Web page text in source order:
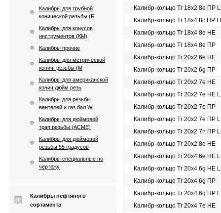
Калибры для трубной
конической резьбы (R
Калибры для конусов
инструментов (КМ)
Калибры прочие
Калибры для метрической
конич. резьбы (М
Калибры для американской
конич дюйм резь
Калибры для резьбы
вентелей и газ бал W
Калибры для дюймовой
трап.резьбы (АСМЕ)
Калибры для дюймовой
резьбы 55 градусов
Калибры специальные по
чертежу
Калибры нефтяного
сортамента
Калибр-кольцо Tr 18х2 8e ПР
Калибр-кольцо Tr 18х4 8c ПР
Калибр-кольцо Tr 18х4 8e НЕ
Калибр-кольцо Tr 18х4 8e ПР
Калибр-кольцо Tr 20х2 6e НЕ
Калибр-кольцо Tr 20х2 6g ПР
Калибр-кольцо Tr 20х2 7e НЕ
Калибр-кольцо Tr 20х2 7e НЕ
Калибр-кольцо Tr 20х2 7e ПР
Калибр-кольцо Tr 20х2 7e ПР
Калибр-кольцо Tr 20х2 7h ПР
Калибр-кольцо Tr 20х2 8e НЕ
Калибр-кольцо Tr 20х4 6e НЕ
Калибр-кольцо Tr 20х4 6g НЕ
Калибр-кольцо Tr 20х4 6g ПР
Калибр-кольцо Tr 20х4 6g ПР
Калибр-кольцо Tr 20х4 7e НЕ